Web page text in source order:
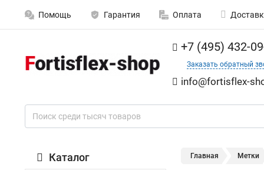
Помощь Гарантия Оплата
+7 (495) 432-
Заказать обратный
info@fortisflex-
Каталог Главная Метки